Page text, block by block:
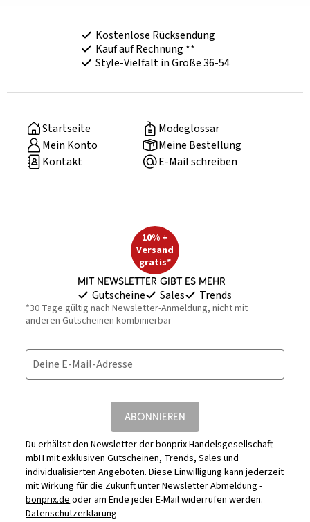
Kostenlose Rücksendung
Kauf auf Rechnung **
Style-Vielfalt in Größe 36-54
Startseite
Modeglossar
Mein Konto
Meine Bestellung
Kontakt
E-Mail schreiben
10% +
Versand
gratis*
Mit Newsletter gibt es mehr
Gutscheine Sales Trends
*30 Tage gültig nach Newsletter-Anmeldung, nicht mit
anderen Gutscheinen kombinierbar
Deine E-Mail-Adresse
ABONNIEREN
Du erhältst den Newsletter der bonprix Handelsgesellschaft
mbH mit exklusiven Gutscheinen, Trends, Sales und
individualisierten Angeboten. Diese Einwilligung kann jederzeit
mit Wirkung für die Zukunft unterNewsletter Abmeldung -
bonprix.deoder am Ende jeder E-Mail widerrufen werden.
Datenschutzerklärung